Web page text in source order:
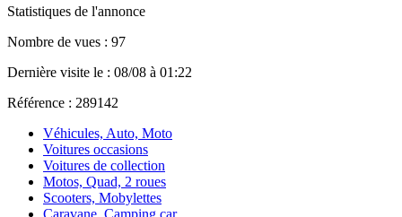
Statistiques de l'annonce
Nombre de vues : 97
Dernière visite le : 08/08 à 01:22
Référence : 289142
Véhicules, Auto, Moto
Voitures occasions
Voitures de collection
Motos, Quad, 2 roues
Scooters, Mobylettes
Caravane, Camping car